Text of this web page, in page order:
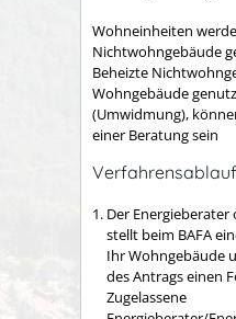
Wohneinheiten
Nichtwohngebäude
Beheizte
Wohngebäude
(Umwidmung),
einer Beratung sein
Verfahrensablauf
Der
stellt beim BAFA
Ihr Wohngebäude
des Antrags einen
Zugelassene